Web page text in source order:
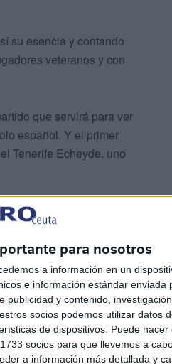
para nosotros
a información en un
e información estándar enviada
publicidad y contenido,
socios podemos utilizar datos
de dispositivos. Puede hacer
socios para que llevemos a
a información más detallada y
su esencia y contando
veteranos y con
que servirá para ver
español. Y el primer
Tenerife Echeyde, uno